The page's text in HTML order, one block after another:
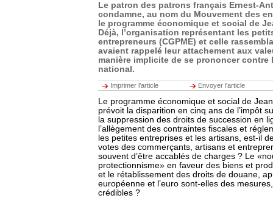
Le patron des patrons français Ernest-
condamne, au nom du Mouvement des
le programme économique et social de
Déjà, l’organisation représentant les
entrepreneurs (CGPME) et celle
avaient rappelé leur attachement aux
manière implicite de se prononcer contre
national.
Imprimer l'article Envoyer l'article
Le programme économique et social de
prévoit la disparition en cinq ans de l’impôt
la suppression des droits de succession en
l’allègement des contraintes fiscales et
les petites entreprises et les artisans, est-il
votes des commerçants, artisans et
souvent d’être accablés de charges ? Le
protectionnisme» en faveur des biens et
et le rétablissement des droits de douane,
européenne et l’euro sont-elles des
crédibles ?